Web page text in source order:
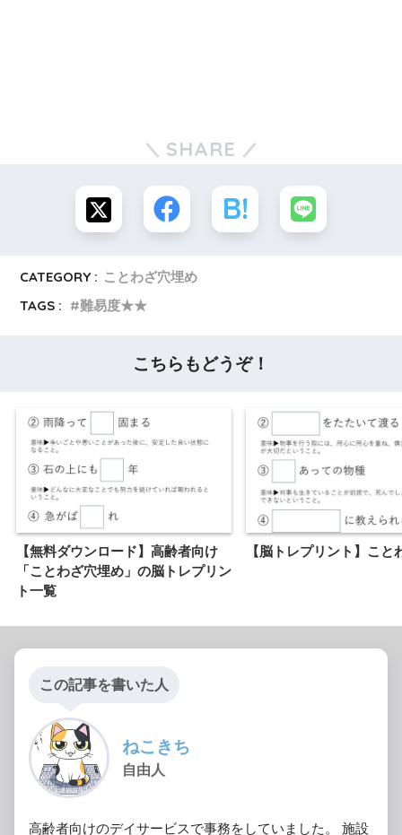
SHARE
CATEGORY : ことわざ穴埋め
TAGS :
難易度★★
こちらもどうぞ！
【無料ダウンロード】高齢者向け
「ことわざ穴埋め」の脳トレプリン
ト一覧
【脳トレプリント】こ
この記事を書いた人
ねこきち
自由人
高齢者向けのデイサービスで事務をしていました。 施設